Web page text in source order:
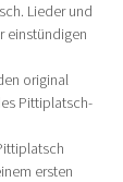
Lieder und
einstündigen
original
Pittiplatsch-
ersten